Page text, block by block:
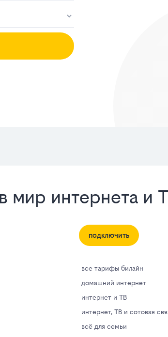
интернета и
подключить
все тарифы билайн
домашний интернет
интернет и ТВ
интернет, ТВ и сотовая
всё для семьи